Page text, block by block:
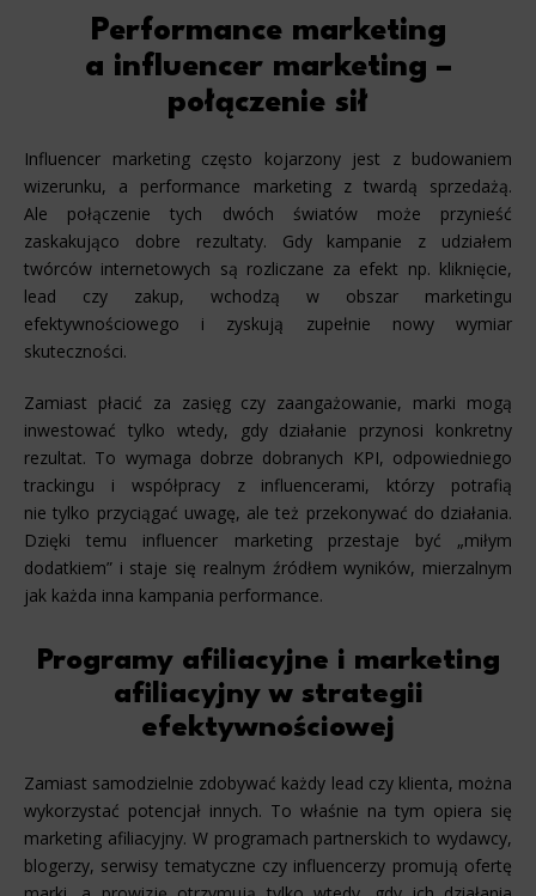
Performance marketing
a influencer marketing –
połączenie sił
Influencer marketing często kojarzony jest z budowaniem
wizerunku, a performance marketing z twardą sprzedażą.
Ale połączenie tych dwóch światów może przynieść
zaskakująco dobre rezultaty. Gdy kampanie z udziałem
twórców internetowych są rozliczane za efekt np. kliknięcie,
lead czy zakup, wchodzą w obszar marketingu
efektywnościowego i zyskują zupełnie nowy wymiar
skuteczności.
Zamiast płacić za zasięg czy zaangażowanie, marki mogą
inwestować tylko wtedy, gdy działanie przynosi konkretny
rezultat. To wymaga dobrze dobranych KPI, odpowiedniego
trackingu i współpracy z influencerami, którzy potrafią
nie tylko przyciągać uwagę, ale też przekonywać do działania.
Dzięki temu influencer marketing przestaje być „miłym
dodatkiem” i staje się realnym źródłem wyników, mierzalnym
jak każda inna kampania performance.
Programy afiliacyjne i marketing
afiliacyjny w strategii
efektywnościowej
Zamiast samodzielnie zdobywać każdy lead czy klienta, można
wykorzystać potencjał innych. To właśnie na tym opiera się
marketing afiliacyjny. W programach partnerskich to wydawcy,
blogerzy, serwisy tematyczne czy influencerzy promują ofertę